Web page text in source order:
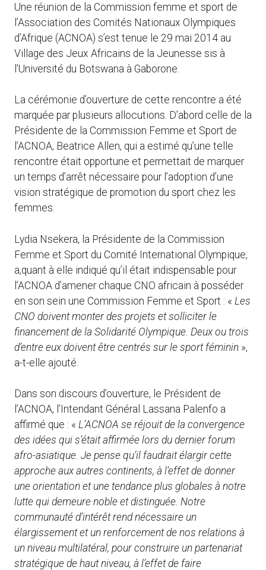
Une réunion de la Commission femme et sport de
l’Association des Comités Nationaux Olympiques
d’Afrique (ACNOA) s’est tenue le 29 mai 2014 au
Village des Jeux Africains de la Jeunesse sis à
l’Université du Botswana à Gaborone.
La cérémonie d’ouverture de cette rencontre a été
marquée par plusieurs allocutions. D’abord celle de la
Présidente de la Commission Femme et Sport de
l’ACNOA, Beatrice Allen, qui a estimé qu’une telle
rencontre était opportune et permettait de marquer
un temps d’arrêt nécessaire pour l’adoption d’une
vision stratégique de promotion du sport chez les
femmes.
Lydia Nsekera, la Présidente de la Commission
Femme et Sport du Comité International Olympique,
a,quant à elle indiqué qu’il était indispensable pour
l’ACNOA d’amener chaque CNO africain à posséder
en son sein une Commission Femme et Sport : « Les
CNO doivent monter des projets et solliciter le
financement de la Solidarité Olympique. Deux ou trois
d’entre eux doivent être centrés sur le sport féminin »,
a-t-elle ajouté.
Dans son discours d’ouverture, le Président de
l’ACNOA, l’Intendant Général Lassana Palenfo a
affirmé que : « L’ACNOA se réjouit de la convergence
des idées qui s’était affirmée lors du dernier forum
afro-asiatique. Je pense qu’il faudrait élargir cette
approche aux autres continents, à l’effet de donner
une orientation et une tendance plus globales à notre
lutte qui demeure noble et distinguée. Notre
communauté d’intérêt rend nécessaire un
élargissement et un renforcement de nos relations à
un niveau multilatéral, pour construire un partenariat
stratégique de haut niveau, à l’effet de faire